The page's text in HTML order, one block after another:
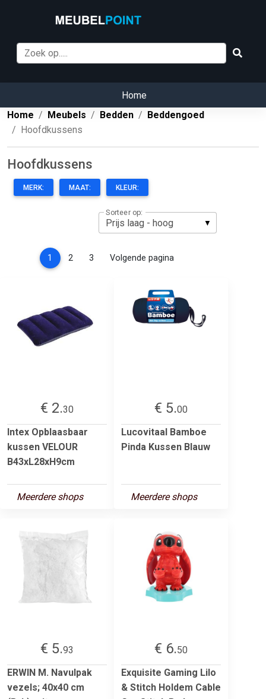
Home
Home
Meubels Bedden
Beddengoed
Hoofdkussens
Hoofdkussens
MERK: MAAT: KLEUR:
Sorteer op:
1 (current)
2 3 Volgende pagina
€ 2.30
Intex Opblaasbaar
kussen VELOUR
B43xL28xH9cm
Meerdere shops
€ 5.00
Lucovitaal Bamboe
Pinda Kussen Blauw
Meerdere shops
€ 5.93
ERWIN M. Navulpak
vezels; 40x40 cm
€ 6.50
Exquisite Gaming Lilo
& Stitch Holdem Cable